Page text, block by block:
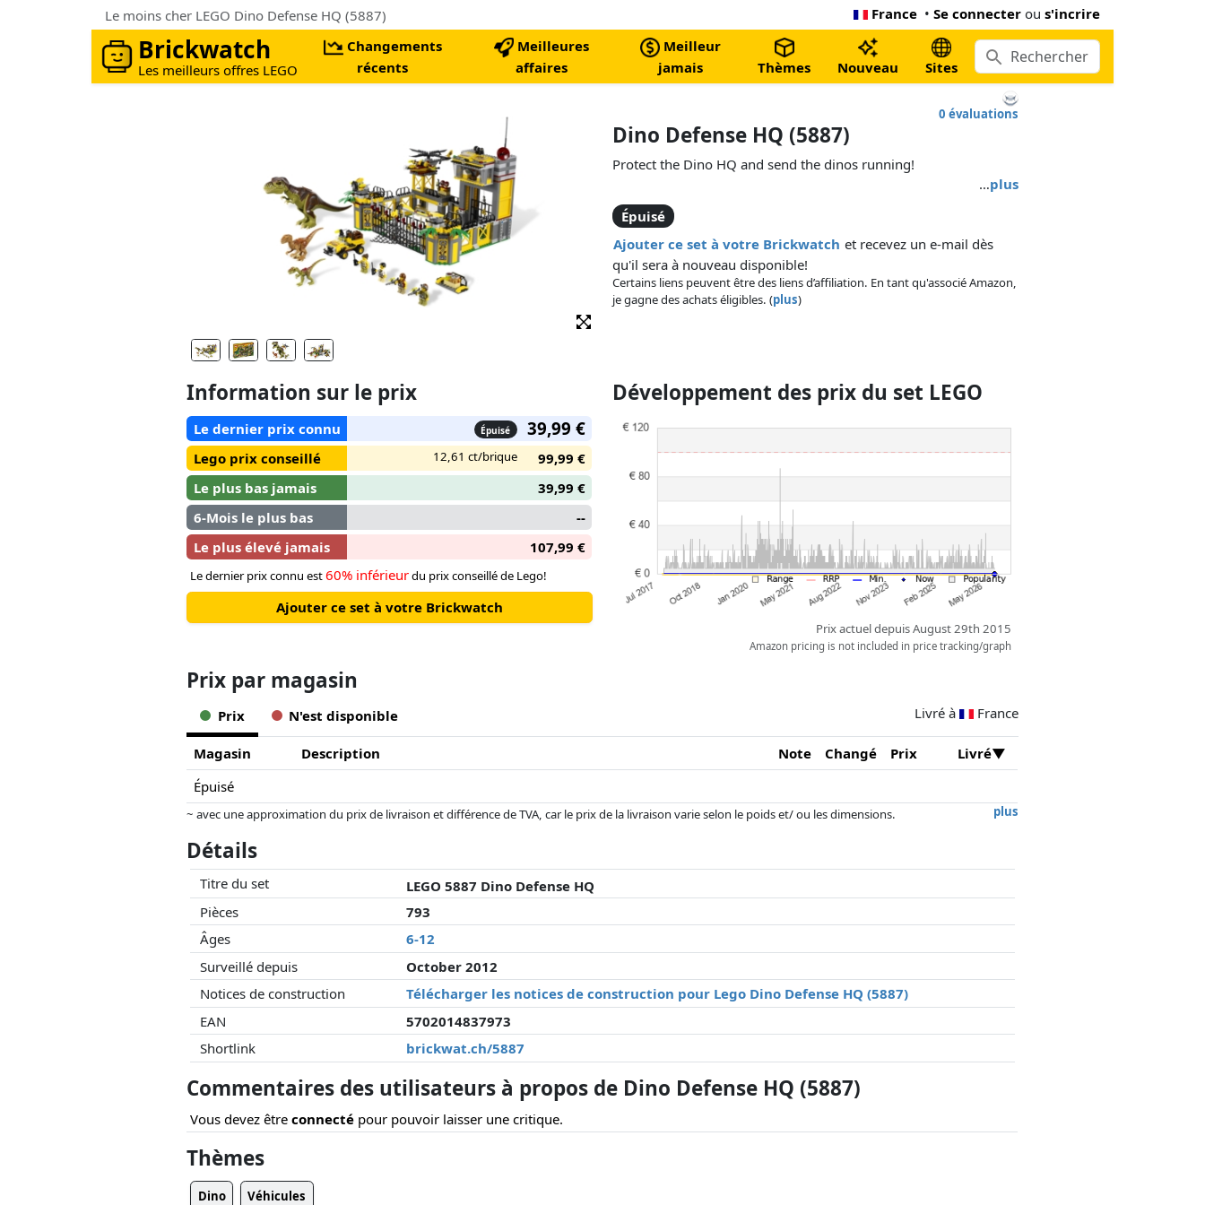
Le moins cher LEGO Dino Defense HQ (5887) France • Se connecter ou s'incrire
Brickwatch
Les meilleurs offres LEGO
Changements
récents
Meilleures
affaires
Meilleur
jamais
Thèmes Nouveau Sites
0 évaluations
Dino Defense HQ (5887)
…plus
Protect the Dino HQ and send the dinos running!
Épuisé
Ajouter ce set à votre Brickwatch et recevez un e-mail dès
qu'il sera à nouveau disponible!
Certains liens peuvent être des liens d’affiliation. En tant qu'associé Amazon,
je gagne des achats éligibles. (plus)
Information sur le prix
Le dernier prix connu Épuisé 39,99 €
Lego prix conseillé 12,61 ct/brique
99,99 €
Le plus bas jamais
39,99 €
6-Mois le plus bas
--
Le plus élevé jamais
107,99 €
Le dernier prix connu est60% inférieurdu prix conseillé de Lego!
Ajouter ce set à votre Brickwatch
Développement des prix du set LEGO
Prix actuel depuis August 29th 2015
Amazon pricing is not included in price tracking/graph
Prix ​​par magasin
Prix N'est disponible Livré à France
Magasin Description Note Changé Prix
Livré
Épuisé
plus
~ avec une approximation du prix de livraison et différence de TVA, car le prix de la livraison varie selon le poids et/ ou les dimensions.
aucune influence sur celui-ci. Ce n'est qu'à prix égaux que les réalisations historiques peuvent influencer l'ordre.
Détails
Titre du set
LEGO 5887 Dino Defense HQ
Pièces
793
Âges
6-12
Surveillé depuis
October 2012
Notices de construction
Télécharger les notices de construction pour Lego Dino Defense HQ (5887)
EAN
5702014837973
Shortlink
brickwat.ch/5887
Commentaires des utilisateurs à propos de Dino Defense HQ (5887)
Vous devez être connecté pour pouvoir laisser une critique.
Thèmes
Dino Véhicules